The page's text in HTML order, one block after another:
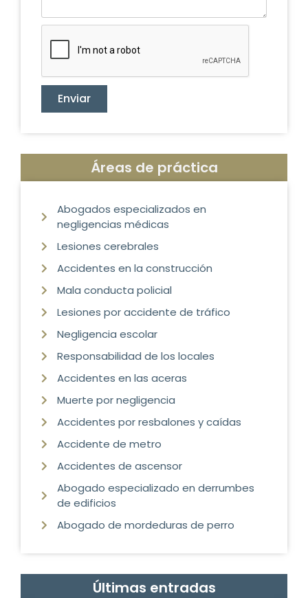
Enviar
Áreas de práctica
Abogados especializados en
negligencias médicas
Lesiones cerebrales
Accidentes en la construcción
Mala conducta policial
Lesiones por accidente de tráfico
Negligencia escolar
Responsabilidad de los locales
Accidentes en las aceras
Muerte por negligencia
Accidentes por resbalones y caídas
Accidente de metro
Accidentes de ascensor
Abogado especializado en derrumbes
de edificios
Abogado de mordeduras de perro
Últimas entradas